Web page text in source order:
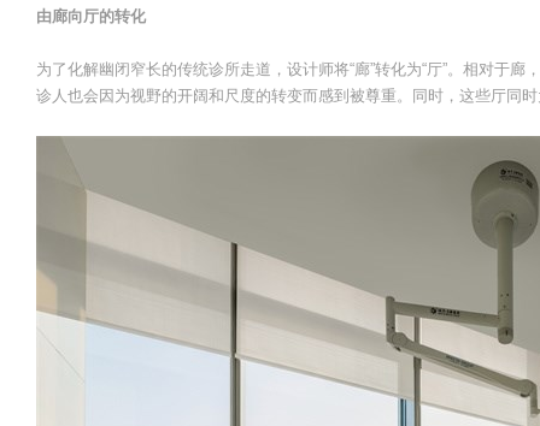
由廊向厅的转化
为了化解幽闭窄长的传统诊所走道，设计师将“廊”转化为“厅”。相对于
诊人也会因为视野的开阔和尺度的转变而感到被尊重。同时，这些厅同